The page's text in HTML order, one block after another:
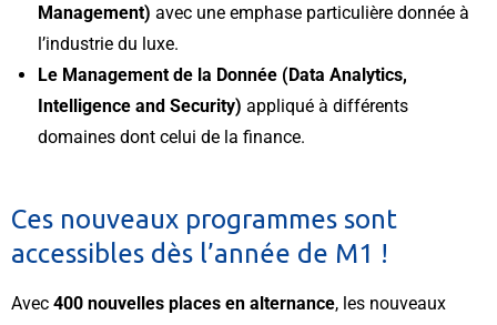
Management) avec une emphase particulière donnée à
l’industrie du luxe.
Le Management de la Donnée (Data Analytics,
Intelligence and Security) appliqué à différents
domaines dont celui de la finance.
Ces nouveaux programmes sont
accessibles dès l’année de M1 !
Avec 400 nouvelles places en alternance, les nouveaux